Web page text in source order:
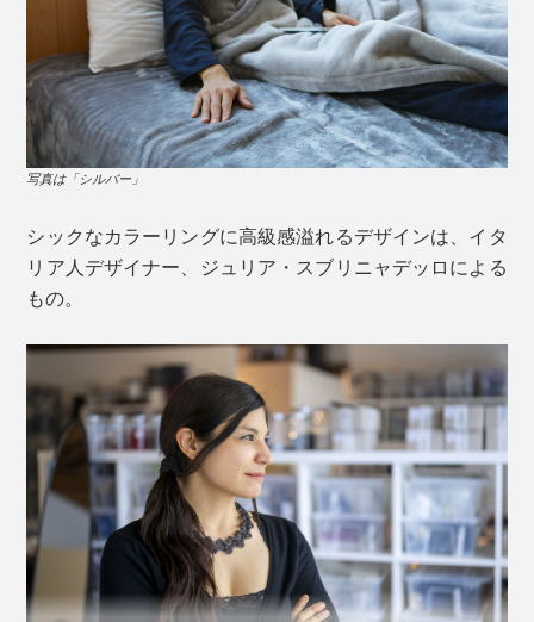
ユニチカガーメンテック株式会社リサーチラボ事業本部
30℃×90％RHの環境で、UGT法で試験
気密性の高いマンションだったら、秋から冬は本品1枚
さらに、熟練の毛布職人たちが目と手を使って、毛の梳
かし具合や蒸気の温度といった細部を、丹念にチェッ
ビロードのような柔らかさは、機械には真似できない職
人の手技の賜物。毛布づくりを130年以上続けている泉
写真は「ベージュ」
起毛部分は前シリーズよりさらに極細毛を使い、密度ア
ップ、毛足を短く。
気層をたっぷり含むので、毛布が軽く仕上がるのです。
写真は「シルバー」
シックなカラーリングに高級感溢れるデザインは、イタ
リア人デザイナー、ジュリア・スブリニャデッロによる
もの。